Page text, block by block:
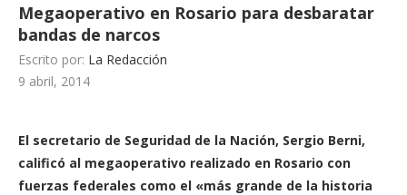
Megaoperativo en Rosario para desbaratar
bandas de narcos
Escrito por: La Redacción
9 abril, 2014
El secretario de Seguridad de la Nación, Sergio Berni,
calificó al megaoperativo realizado en Rosario con
fuerzas federales como el «más grande de la historia